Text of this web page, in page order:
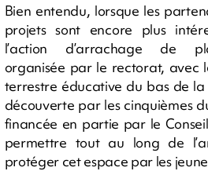
Bien entendu, lorsque les
projets sont encore plus
l’action d’arrachage de
organisée par le rectorat, avec
terrestre éducative du bas de
découverte par les cinquièmes
financée en partie par le
permettre tout au long de
protéger cet espace par les